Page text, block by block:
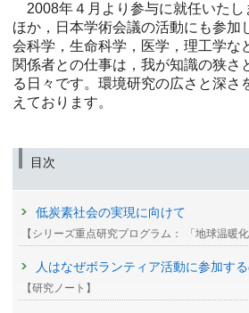
2008年４月より参与に就任いたし
ほか，日本学術会議の活動にも参加
会科学，生命科学，医学，理工学な
関係者との仕事は，我が知識の狭さ
る日々です。環境研究の広さと深さ
えております。
目次
低炭素社会の実現に向けて
【シリーズ重点研究プログラム： 「地球温暖
人はなぜボランティア活動に参加す
【研究ノート】